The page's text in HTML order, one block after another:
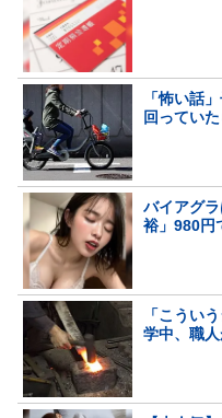
「怖い話
回ってい
バイアグ
裕」980円
「こうい
学中、職